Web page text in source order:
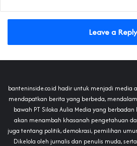
Leave a Reply
banteninside.co.id hadir untuk menjadi media
mendapatkan berita yang berbeda,
bawah PT Siloka Aulia Media yang
akan menambah khasanah pengetahuan
juga tentang politik, demokrasi, pemilihan
Dikelola oleh jurnalis dan penulis muda,